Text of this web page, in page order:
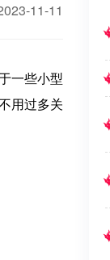
11-11
一些小型
用过多关